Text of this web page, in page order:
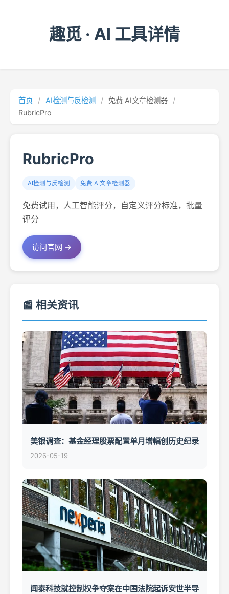
趣觅 · AI 工具详情
首页 / AI检测与反检测 / 免费 AI文章检测器
/
RubricPro
RubricPro
AI检测与反检测 免费 AI文章检测器
免费试用，人工智能评分，自定义评分标准，批量
评分
访问官网 →
📰 相关资讯
美银调查：基金经理股票配置单月增幅创历史纪录
2026-05-19
闻泰科技就控制权争夺案在中国法院起诉安世半导